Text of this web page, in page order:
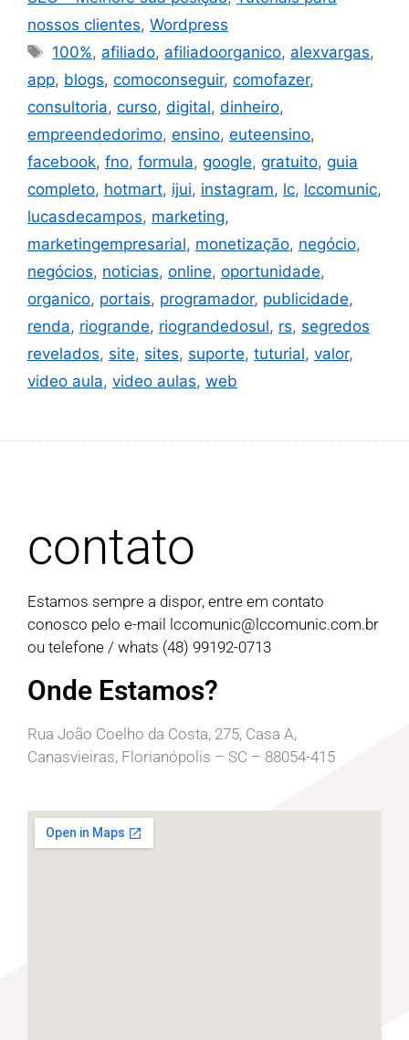
nossos clientes, Wordpress
100%, afiliado, afiliadoorganico, alexvargas,
app, blogs, comoconseguir, comofazer,
consultoria, curso, digital, dinheiro,
empreendedorimo, ensino, euteensino,
facebook, fno, formula, google, gratuito, guia
completo, hotmart, ijui, instagram, lc, lccomunic,
lucasdecampos, marketing,
marketingempresarial, monetização, negócio,
negócios, noticias, online, oportunidade,
organico, portais, programador, publicidade,
renda, riogrande, riograndedosul, rs, segredos
revelados, site, sites, suporte, tuturial, valor,
video aula, video aulas, web
contato
Estamos sempre a dispor, entre em contato
conosco pelo e-mail
lccomunic@lccomunic.com.br
ou telefone / whats (48) 99192-0713
Onde Estamos?
Rua João Coelho da Costa, 275, Casa A,
Canasvieiras, Florianópolis – SC – 88054-415